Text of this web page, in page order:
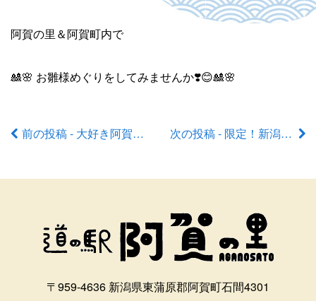
阿賀の里＆阿賀町内で
🎎🌸 お雛様めぐりをしてみませんか❣️😊🎎🌸
前前の投稿 - 大好き阿賀町！楽笑スプリングフェア㏌阿賀の里のお知らせ 次の投稿 - 限定！新潟地酒カップ🍶´-
〒959-4636 新潟県東蒲原郡阿賀町石間4301